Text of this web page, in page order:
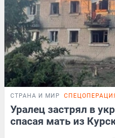
СТРАНА И МИР
Уралец застрял в
спасая мать из